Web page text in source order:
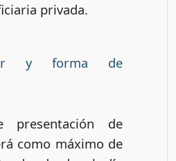
privada.
y forma de
presentación de
como máximo de